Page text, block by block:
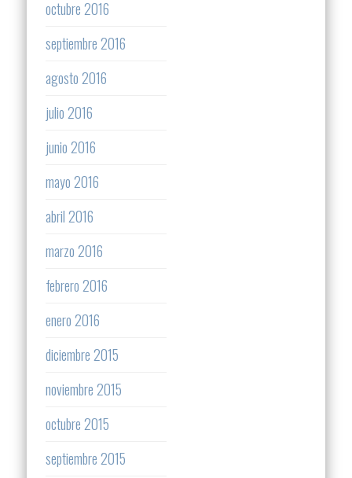
octubre 2016
septiembre 2016
agosto 2016
julio 2016
junio 2016
mayo 2016
abril 2016
marzo 2016
febrero 2016
enero 2016
diciembre 2015
noviembre 2015
octubre 2015
septiembre 2015